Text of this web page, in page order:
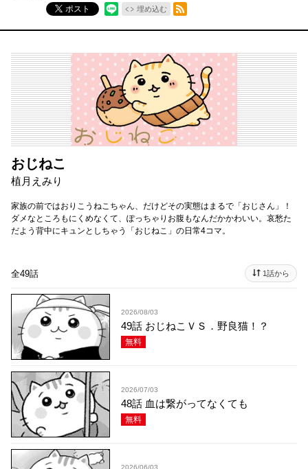
ポスト
埋め込む
RSSフィード
おじねこ
植月えみり
家族の前ではおりこうねこちゃん、だけどその実態はまるで「おじさん」！
ダメなところもにくめなくて、ぽっちゃりお腹もなんだかかわいい。哀愁た
だよう背中にキュンとしちゃう「おじねこ」の日常4コマ。
全49話 1話から
2026/08/03
49話 おじねこＶＳ．野良猫！？
無料
2026/07/03
48話 血は繋がってなくても
無料
2026/06/03